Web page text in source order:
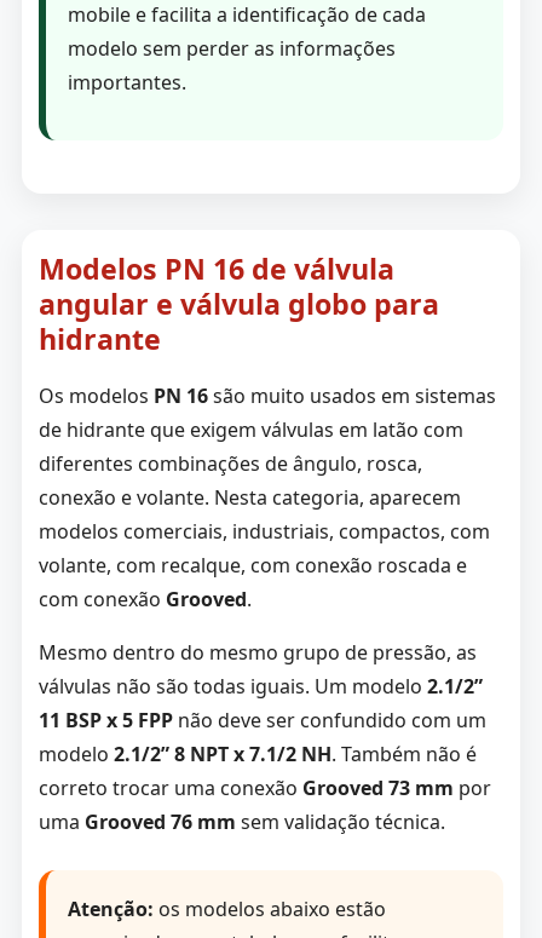
mobile e facilita a identificação de cada
modelo sem perder as informações
importantes.
Modelos PN 16 de válvula
angular e válvula globo para
hidrante
Os modelos PN 16são muito usados em sistemas
de hidrante que exigem válvulas em latão com
diferentes combinações de ângulo, rosca,
conexão e volante. Nesta categoria, aparecem
modelos comerciais, industriais, compactos, com
volante, com recalque, com conexão roscada e
com conexão Grooved.
Mesmo dentro do mesmo grupo de pressão, as
válvulas não são todas iguais. Um modelo 2.1/2”
11 BSP x 5 FPPnão deve ser confundido com um
modelo 2.1/2” 8 NPT x 7.1/2 NH. Também não é
correto trocar uma conexão Grooved 73 mm por
uma Grooved 76 mm sem validação técnica.
Atenção: os modelos abaixo estão